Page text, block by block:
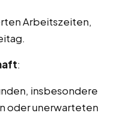
Arbeitszeiten,
:
insbesondere
oder unerwarteten